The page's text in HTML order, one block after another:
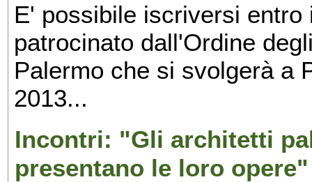
E' possibile iscriversi
patrocinato dall'Ordine
Palermo che si svolgerà a
2013...
Incontri: "Gli architetti
presentano le loro